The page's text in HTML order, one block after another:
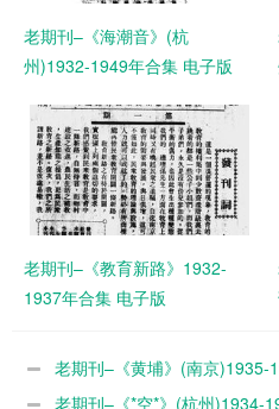
老期刊–《海潮音》(杭
州)1932-1949年合集 电子版
老期刊–《教育新路》1932-
1937年合集 电子版
老期刊–《黄埔》(南京)1935-
老期刊–《*空*》(杭州)1934-